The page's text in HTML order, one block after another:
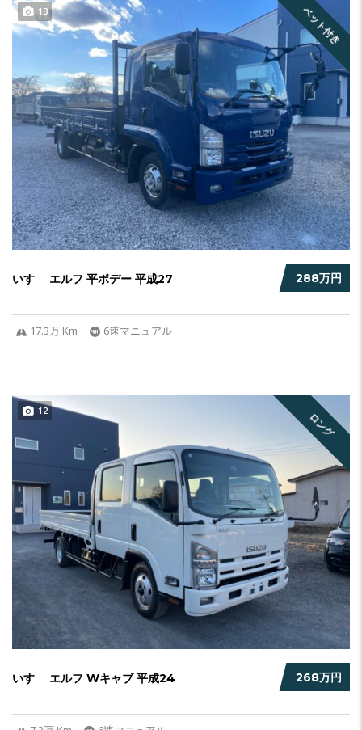
ベット付き
13
288万円
いすゞ エルフ 平ボデー 平成27
17.3万 Km 6速マニュアル
ロング
12
268万円
いすゞ エルフ Wキャブ 平成24